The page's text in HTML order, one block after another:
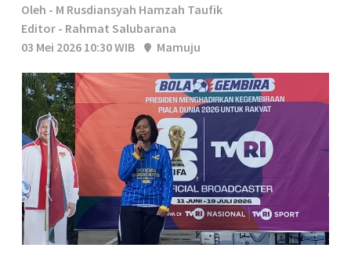
Oleh - M Rusdiansyah Hamzah Taufik
Editor - Rahmat Salubarana
03 Mei 2026 10:30 WIB
Mamuju